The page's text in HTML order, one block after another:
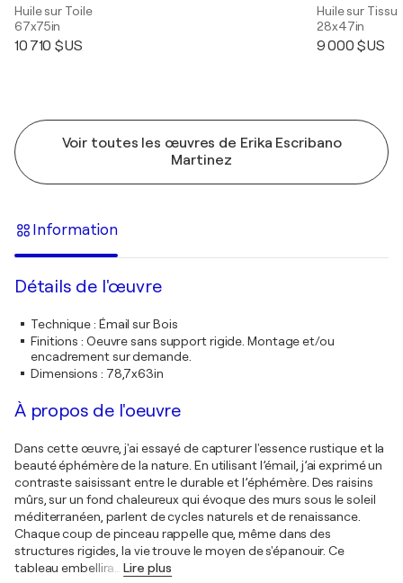
Huile sur Toile
67x75in
10 710 $US
Huile sur Tissu
28x47in
9 000 $US
Voir toutes les œuvres de Erika Escribano
Martinez
Information
Détails de l'œuvre
Technique: Émail sur Bois
Finitions : Oeuvre sans support rigide. Montage et/ou
encadrement sur demande.
Dimensions : 78,7x63in
À propos de l'oeuvre
Dans cette œuvre, j'ai essayé de capturer l'essence rustique et la
beauté éphémère de la nature. En utilisant l’émail, j’ai exprimé un
contraste saisissant entre le durable et l’éphémère. Des raisins
mûrs, sur un fond chaleureux qui évoque des murs sous le soleil
méditerranéen, parlent de cycles naturels et de renaissance.
Chaque coup de pinceau rappelle que, même dans des
structures rigides, la vie trouve le moyen de s'épanouir. Ce
tableau embellira
Lire plus